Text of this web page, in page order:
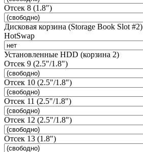
Отсек 8 (1.8")
Дисковая корзина (Storage Book Slot #2)
HotSwap
Установленные HDD (корзина 2)
Отсек 9 (2.5"/1.8")
Отсек 10 (2.5"/1.8")
Отсек 11 (2.5"/1.8")
Отсек 12 (2.5"/1.8")
Отсек 13 (1.8")